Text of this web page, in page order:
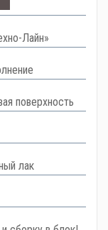
Лайн»
поверхность
лак